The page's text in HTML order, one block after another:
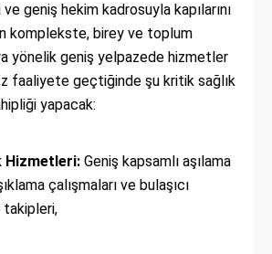
ve geniş hekim kadrosuyla kapılarını
komplekste, birey ve toplum
yönelik geniş yelpazede hizmetler
faaliyete geçtiğinde şu kritik sağlık
yapacak:
Hizmetleri: Geniş kapsamlı aşılama
çalışmaları ve bulaşıcı
takipleri,